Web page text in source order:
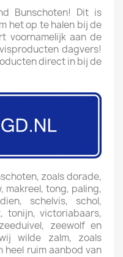
Bunschoten! Dit is
het op te halen bij de
voornamelijk aan de
dagvers!
direct in bij de
zoals dorade,
makreel, tong, paling,
schelvis, schol,
tonijn, victoriabaars,
zeewolf en
wilde zalm, zoals
heel ruim aanbod van